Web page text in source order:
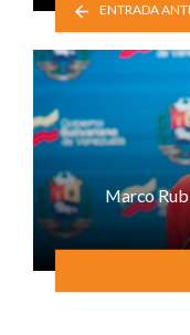
ENTRADA
Marco